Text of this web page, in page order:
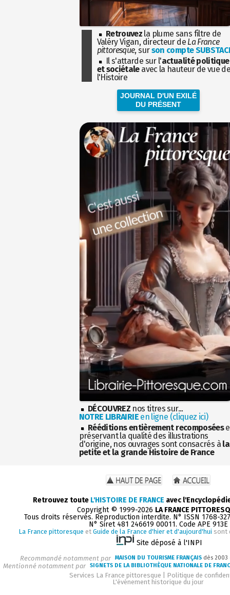
Retrouvez la plume sans filtre de
Valéry Vigan, directeur de La France
pittoresque, surson compte
Il s'attarde sur l'actualité politique
et sociétaleavec la hauteur de vue
l'Histoire
JOURNAL D'UN EXILÉ
DU PRÉSENT
DÉCOUVREZ nos titres sur...
NOTRE LIBRAIRIEen ligne (cliquez ici)
Rééditions entièrement recomposées
préservant la qualité des illustrations
d'origine, nos ouvrages sont consacrés à la
petite et la grande Histoire de France
Retrouvez toute L'HISTOIRE DE FRANCE avec
Copyright © 1999-2026 LA FRANCE
Tous droits réservés. Reproduction interdite. N° ISSN 1768-
N° Siret 481 246619 00011. Code APE 913E
La France pittoresque et Guide de la France d'hier et d'aujourd'hui sont
Site déposé à l'INPI
Recommandé notamment par MAISON DU TOURISME FRANÇAIS dès
Mentionné notamment par SIGNETS DE LA BIBLIOTHÈQUE NATIONALE DE
Services La France pittoresque
Politique de
L'événement historique du jour